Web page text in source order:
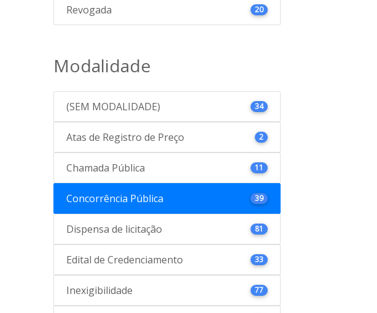
Revogada 20
Modalidade
(SEM MODALIDADE) 34
Atas de Registro de Preço 2
Chamada Pública 11
Concorrência Pública 39
Dispensa de licitação 81
Edital de Credenciamento 33
Inexigibilidade 77